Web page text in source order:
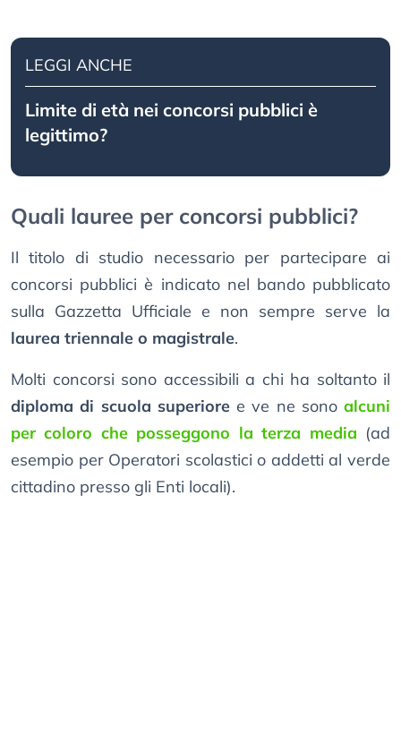
LEGGI ANCHE
Limite di età nei concorsi pubblici è
legittimo?
Quali lauree per concorsi pubblici?
Il titolo di studio necessario per partecipare ai
concorsi pubblici è indicato nel bando pubblicato
sulla Gazzetta Ufficiale e non sempre serve la
laurea triennale o magistrale.
Molti concorsi sono accessibili a chi ha soltanto il
diploma di scuola superioree ve ne sono alcuni
per coloro che posseggono la terza media (ad
esempio per Operatori scolastici o addetti al verde
cittadino presso gli Enti locali).